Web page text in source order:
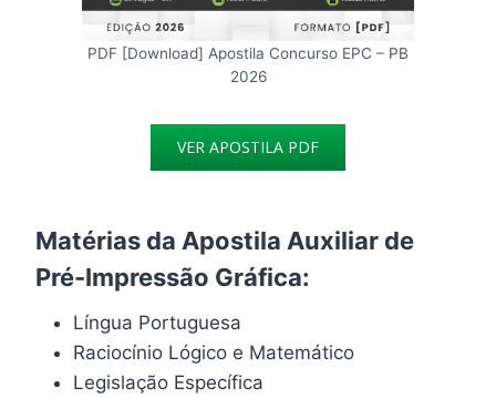
PDF [Download] Apostila Concurso EPC – PB
2026
VER APOSTILA PDF
Matérias da Apostila Auxiliar de
Pré-Impressão Gráfica:
Língua Portuguesa
Raciocínio Lógico e Matemático
Legislação Específica